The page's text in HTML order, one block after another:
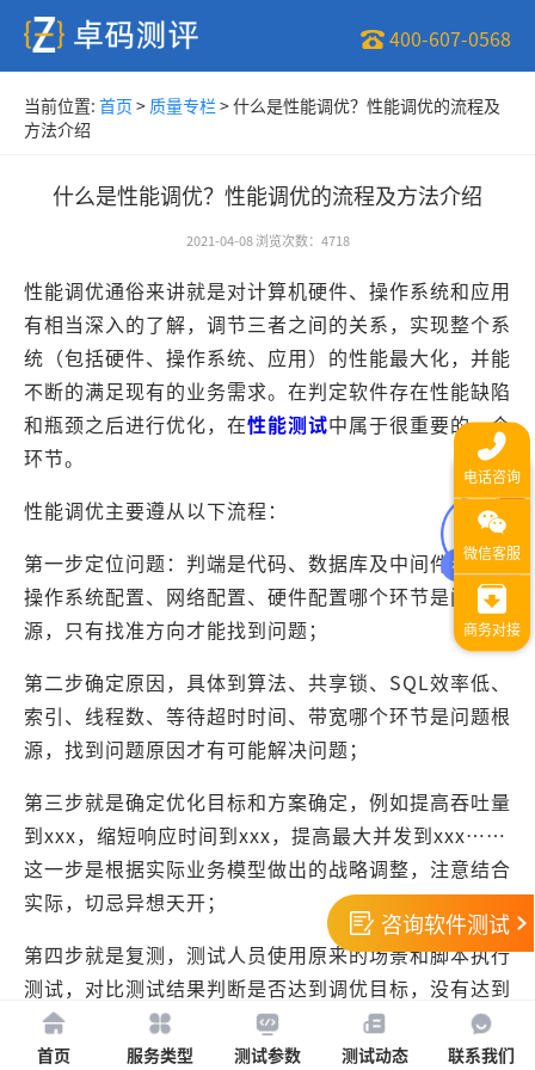
400-607-0568
当前位置: 首页 > 质量专栏 >什么是性能调优？性能调优的流程及
方法介绍
什么是性能调优？性能调优的流程及方法介绍
2021-04-08 浏览次数： 4718
性能调优通俗来讲就是对计算机硬件、操作系统和应用
有相当深入的了解，调节三者之间的关系，实现整个系
统（包括硬件、操作系统、应用）的性能最大化，并能
不断的满足现有的业务需求。在判定软件存在性能缺陷
和瓶颈之后进行优化，在性能测试中属于很重要的一个
环节。
性能调优主要遵从以下流程：
第一步定位问题：判端是代码、数据库及中间件配置、
操作系统配置、网络配置、硬件配置哪个环节是问题来
源，只有找准方向才能找到问题；
第二步确定原因，具体到算法、共享锁、SQL效率低、
索引、线程数、等待超时时间、带宽哪个环节是问题根
源，找到问题原因才有可能解决问题；
第三步就是确定优化目标和方案确定，例如提高吞吐量
到xxx，缩短响应时间到xxx，提高最大并发到xxx……
这一步是根据实际业务模型做出的战略调整，注意结合
实际，切忌异想天开；
第四步就是复测，测试人员使用原来的场景和脚本执行
测试，对比测试结果判断是否达到调优目标，没有达到
目标就要反复测试贴近目标；
咨询软件测试
首页 服务类型 测试参数 测试动态 联系我们